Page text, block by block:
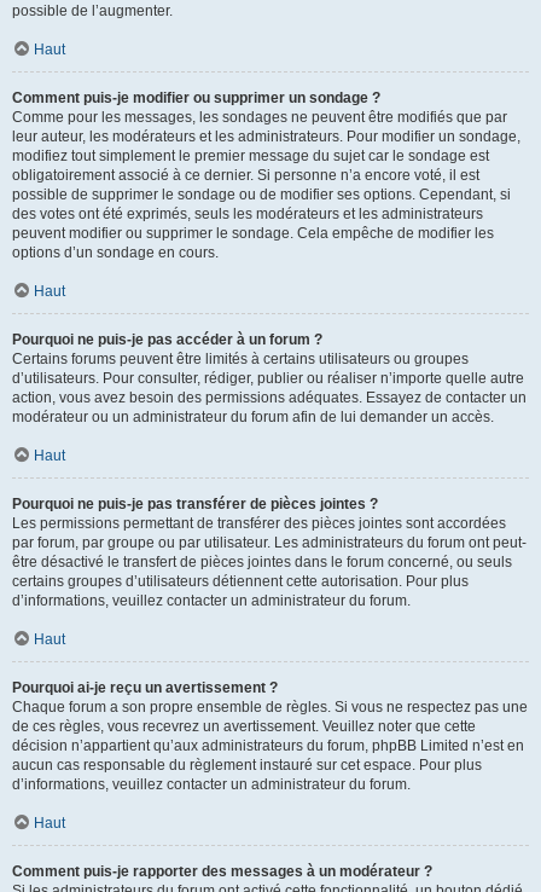
possible de l’augmenter.
Haut
Comment puis-je modifier ou supprimer un sondage ?
Comme pour les messages, les sondages ne peuvent être modifiés que par
leur auteur, les modérateurs et les administrateurs. Pour modifier un sondage,
modifiez tout simplement le premier message du sujet car le sondage est
obligatoirement associé à ce dernier. Si personne n’a encore voté, il est
possible de supprimer le sondage ou de modifier ses options. Cependant, si
des votes ont été exprimés, seuls les modérateurs et les administrateurs
peuvent modifier ou supprimer le sondage. Cela empêche de modifier les
options d’un sondage en cours.
Haut
Pourquoi ne puis-je pas accéder à un forum ?
Certains forums peuvent être limités à certains utilisateurs ou groupes
d’utilisateurs. Pour consulter, rédiger, publier ou réaliser n’importe quelle autre
action, vous avez besoin des permissions adéquates. Essayez de contacter un
modérateur ou un administrateur du forum afin de lui demander un accès.
Haut
Pourquoi ne puis-je pas transférer de pièces jointes ?
Les permissions permettant de transférer des pièces jointes sont accordées
par forum, par groupe ou par utilisateur. Les administrateurs du forum ont peut-
être désactivé le transfert de pièces jointes dans le forum concerné, ou seuls
certains groupes d’utilisateurs détiennent cette autorisation. Pour plus
d’informations, veuillez contacter un administrateur du forum.
Haut
Pourquoi ai-je reçu un avertissement ?
Chaque forum a son propre ensemble de règles. Si vous ne respectez pas une
de ces règles, vous recevrez un avertissement. Veuillez noter que cette
décision n’appartient qu’aux administrateurs du forum, phpBB Limited n’est en
aucun cas responsable du règlement instauré sur cet espace. Pour plus
d’informations, veuillez contacter un administrateur du forum.
Haut
Comment puis-je rapporter des messages à un modérateur ?